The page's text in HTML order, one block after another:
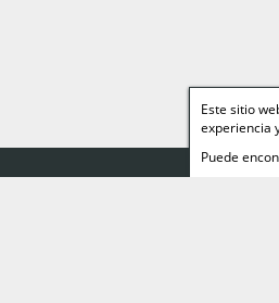
Este sitio
experiencia
Puede